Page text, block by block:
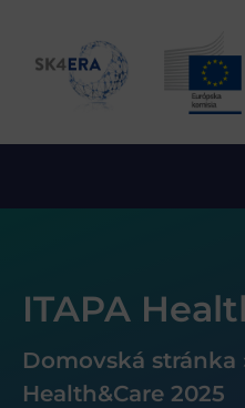
ITAPA
Domovská stránka
Health&Care 2025